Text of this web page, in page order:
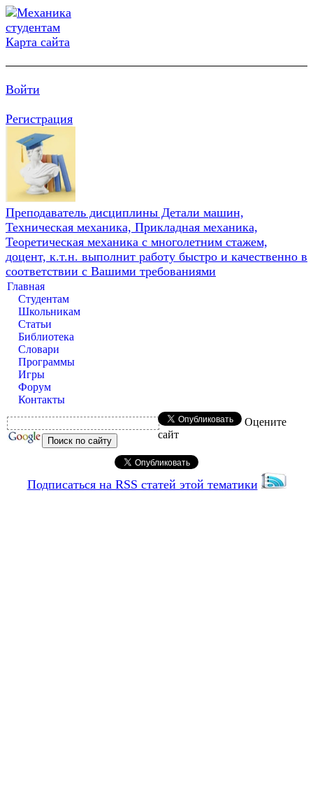
Карта сайта
Войти
Регистрация
Преподаватель дисциплины Детали машин,
Техническая механика, Прикладная механика,
Теоретическая механика с многолетним стажем,
доцент, к.т.н. выполнит работу быстро и качественно в
соответствии с Вашими требованиями
Главная
Студентам
Школьникам
Статьи
Библиотека
Словари
Программы
Игры
Форум
Контакты
Оцените
сайт
Подписаться на RSS статей этой тематики